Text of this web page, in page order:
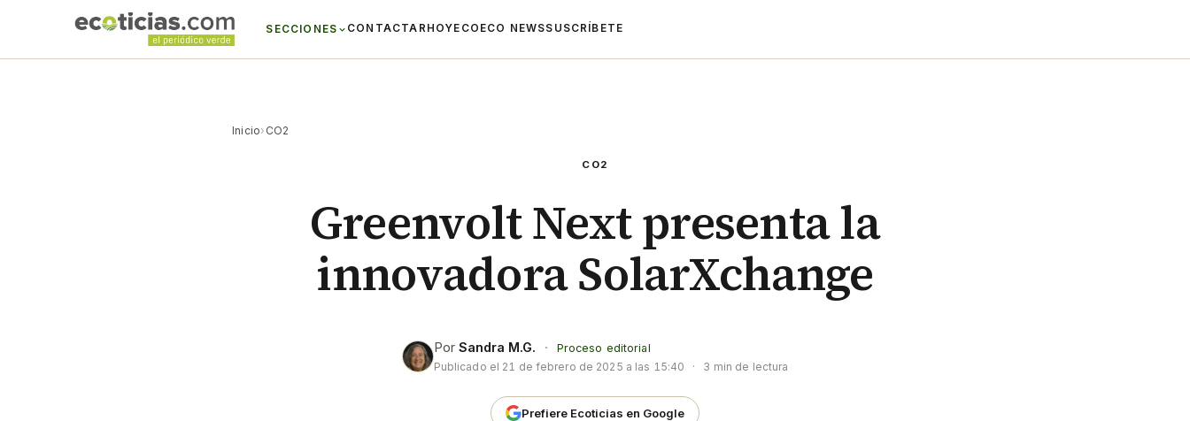
SECCIONES CONTACTAR HOYECO ECO NEWSSUSCRÍBETE
Inicio› CO2
CO2
Greenvolt Next presenta la
innovadora SolarXchange
Por Sandra M.G. ·
Proceso editorial
Publicado el 21 de febrero de 2025 a las 15:40 · 3 min de lectura
Prefiere Ecoticias en Google